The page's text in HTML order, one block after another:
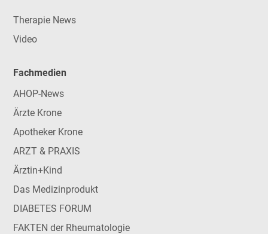
Therapie News
Video
Fachmedien
AHOP-News
Ärzte Krone
Apotheker Krone
ARZT & PRAXIS
Ärztin+Kind
Das Medizinprodukt
DIABETES FORUM
FAKTEN der Rheumatologie